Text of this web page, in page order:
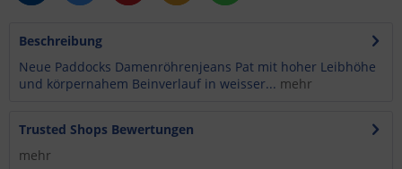
Beschreibung
Neue Paddocks Damenröhrenjeans Pat mit hoher Leibhöhe
und körpernahem Beinverlauf in weisser... mehr
Trusted Shops Bewertungen
mehr